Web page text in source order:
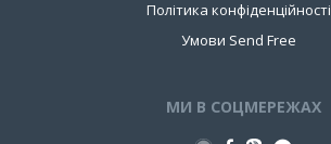
Політика конфіденційності
Умови Send Free
МИ В СОЦМЕРЕЖАХ